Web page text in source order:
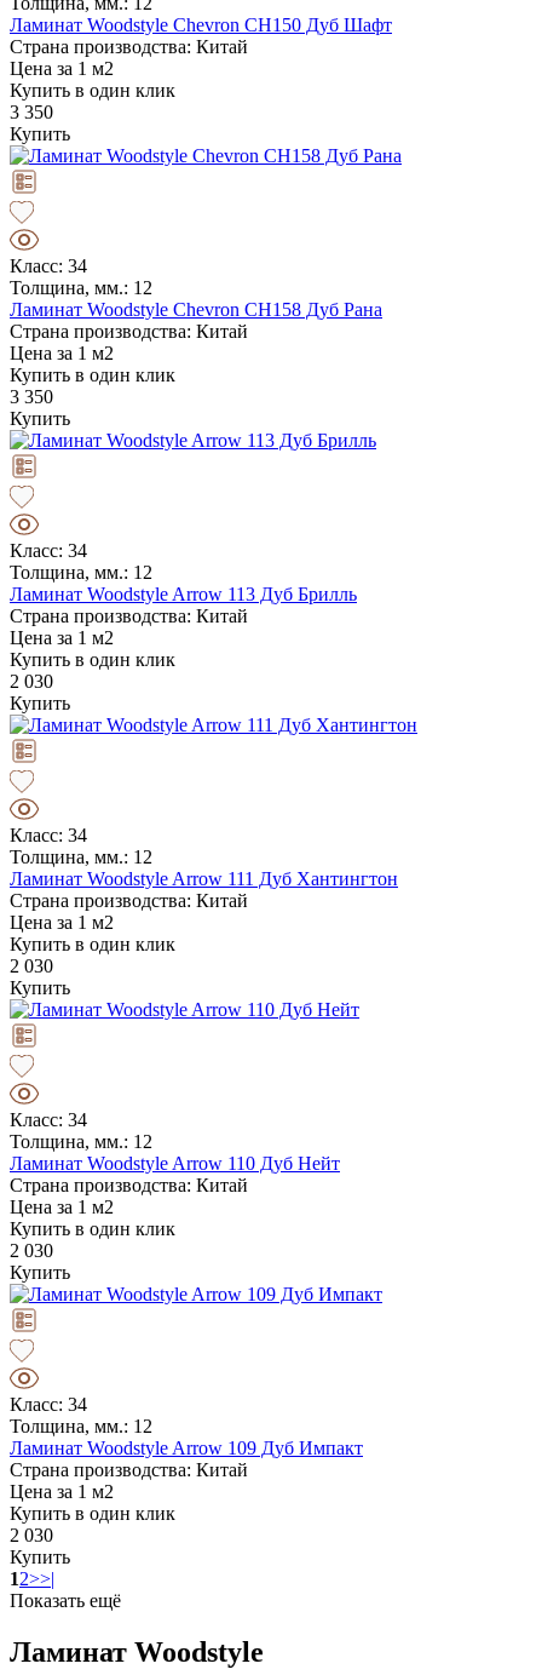
Ламинат Woodstyle Chevron CH150 Дуб Шафт
Страна производства: Китай
Цена за 1 м2
Купить в один клик
3 350
Купить
Класс: 34
Толщина, мм.: 12
Ламинат Woodstyle Chevron CH158 Дуб Рана
Страна производства: Китай
Цена за 1 м2
Купить в один клик
3 350
Купить
Класс: 34
Толщина, мм.: 12
Ламинат Woodstyle Arrow 113 Дуб Брилль
Страна производства: Китай
Цена за 1 м2
Купить в один клик
2 030
Купить
Класс: 34
Толщина, мм.: 12
Ламинат Woodstyle Arrow 111 Дуб Хантингтон
Страна производства: Китай
Цена за 1 м2
Купить в один клик
2 030
Купить
Класс: 34
Толщина, мм.: 12
Ламинат Woodstyle Arrow 110 Дуб Нейт
Страна производства: Китай
Цена за 1 м2
Купить в один клик
2 030
Купить
Класс: 34
Толщина, мм.: 12
Ламинат Woodstyle Arrow 109 Дуб Импакт
Страна производства: Китай
Цена за 1 м2
Купить в один клик
2 030
Купить
12>>|
Показать ещё
Ламинат Woodstyle